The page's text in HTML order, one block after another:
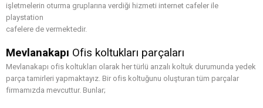
işletmelerin oturma gruplarına verdiği hizmeti internet cafeler ile
playstation
cafelere de vermektedir.
Mevlanakapı Ofis koltukları parçaları
Mevlanakapı ofis koltukları olarak her türlü arızalı koltuk durumunda yedek
parça tamirleri yapmaktayız. Bir ofis koltuğunu oluşturan tüm parçalar
firmamızda mevcuttur. Bunlar;